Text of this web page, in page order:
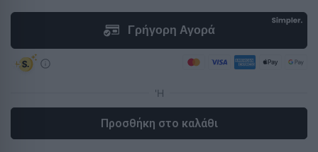
Προσθήκη στο καλάθι